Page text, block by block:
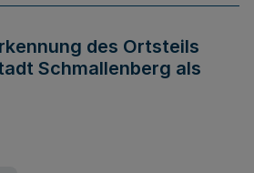
des Ortsteils
Schmallenberg als